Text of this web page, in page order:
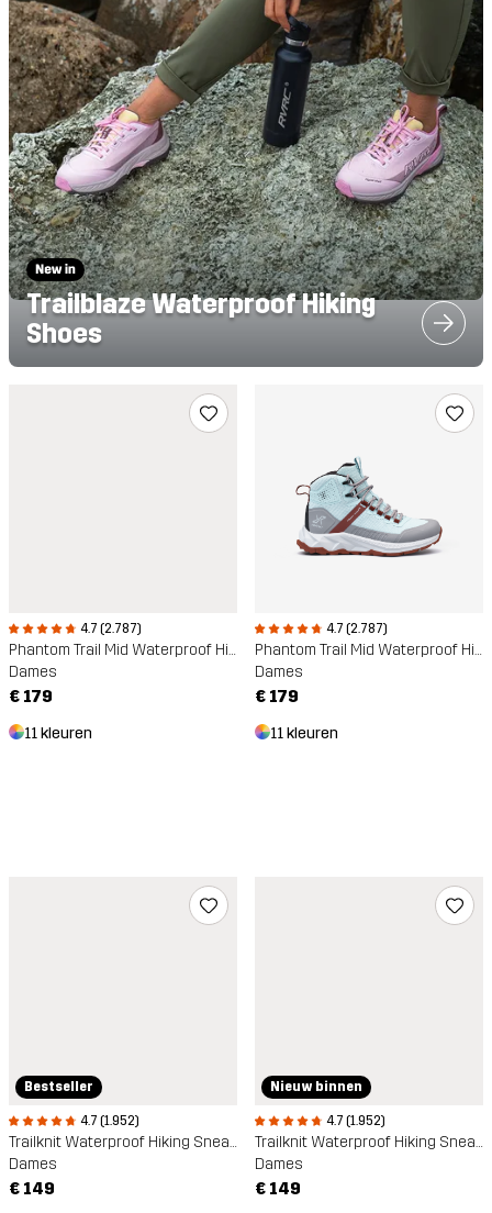
Trailblaze Waterproof Hiking
Shoes
4.7 (2.787)
Phantom Trail Mid Waterproof Hiking Boots
Dames
€ 179
11 kleuren
4.7 (2.787)
Phantom Trail Mid Waterproof Hiking Boots
Dames
€ 179
11 kleuren
Bestseller
4.7 (1.952)
Trailknit Waterproof Hiking Sneakers
Dames
€ 149
Nieuw binnen
4.7 (1.952)
Trailknit Waterproof Hiking Sneakers
Dames
€ 149